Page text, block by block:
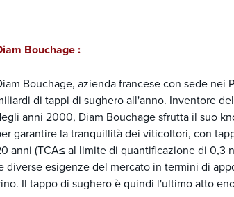
Bouchage :
Bouchage, azienda francese con sede
di tappi di sughero all'anno. Inventore
anni 2000, Diam Bouchage sfrutta il suo
garantire la tranquillità dei viticoltori, con
anni (TCA≤ al limite di quantificazione di 0,3
diverse esigenze del mercato in termini di
Il tappo di sughero è quindi l'ultimo atto